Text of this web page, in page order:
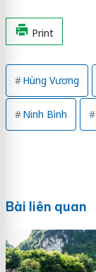
Print
Hùng Vương
Ninh Bình
Bài liên quan